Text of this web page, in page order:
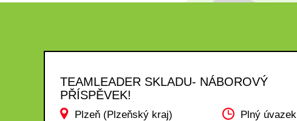
TEAMLEADER SKLADU- NÁBOROVÝ
PŘÍSPĚVEK!
Plzeň (Plzeňský kraj) Plný úvazek